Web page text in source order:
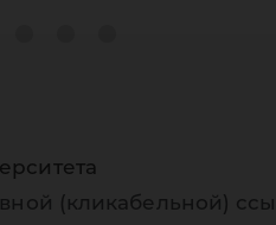
(кликабельной)